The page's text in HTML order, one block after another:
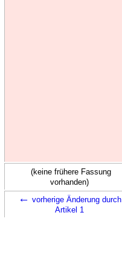
(keine frühere Fassung
vorhanden)
← vorherige Änderung durch
Artikel 1